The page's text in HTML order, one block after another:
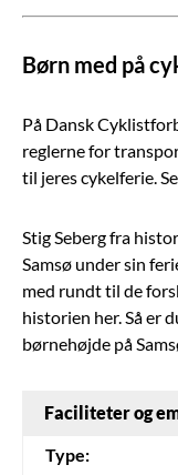
Børn med på
På Dansk
reglerne for
til jeres cykelferie. Se
Stig Seberg fra
Samsø under sin
med rundt til de
historien her. Så er
børnehøjde på
Faciliteter og
Type: